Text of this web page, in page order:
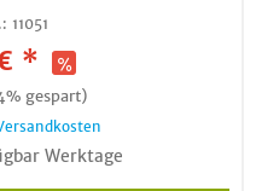
11051
*
gespart)
Werktage